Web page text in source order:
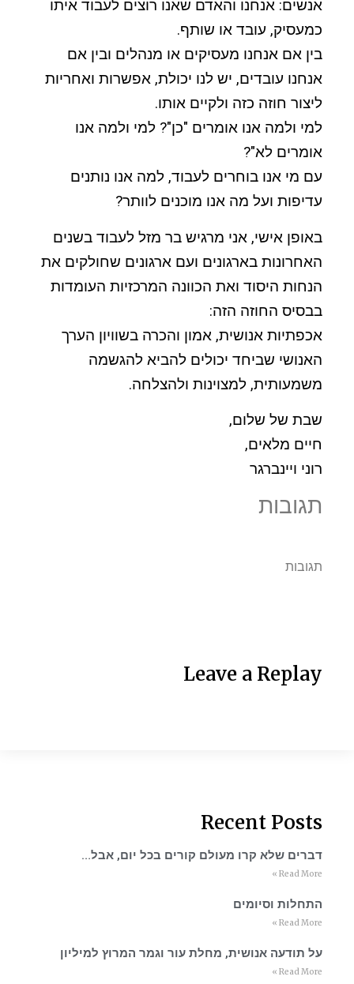
אנשים: אנחנו והאדם שאנו רוצים לעבוד איתו
כמעסיק, עובד או שותף.
בין אם אנחנו מעסיקים או מנהלים ובין אם
אנחנו עובדים, יש לנו יכולת, אפשרות ואחריות
ליצור חוזה כזה ולקיים אותו.
למי ולמה אנו אומרים "כן"? למי ולמה אנו
אומרים לא"?
עם מי אנו בוחרים לעבוד, למה אנו נותנים
עדיפות ועל מה אנו מוכנים לוותר?
באופן אישי, אני מרגיש בר מזל לעבוד בשנים
האחרונות בארגונים ועם ארגונים שחולקים את
הנחות היסוד ואת הכוונה המרכזיות העומדות
בבסיס החוזה הזה:
אכפתיות אנושית, אמון והכרה בשוויון הערך
האנושי שביחד יכולים להביא להגשמה
משמעותית, למצוינות ולהצלחה.
שבת של שלום,
חיים מלאים,
רוני ויינברגר
תגובות
תגובות
Leave a Replay
Recent Posts
דברים שלא קרו מעולם קורים בכל יום, אבל…
Read More »
התחלות וסיומים
Read More »
על תודעה אנושית, מחלת עור וגמר המרוץ למיליון
Read More »